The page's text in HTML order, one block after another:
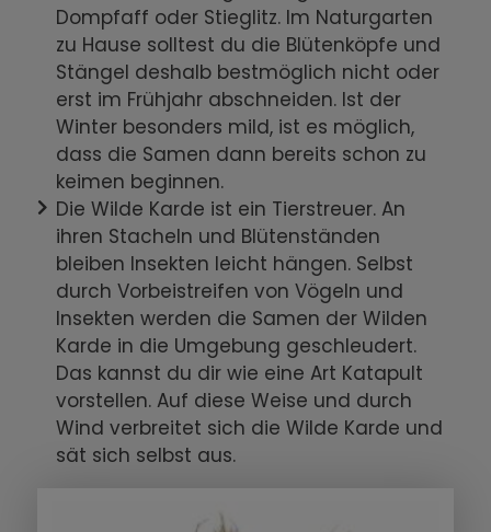
Dompfaff oder Stieglitz. Im Naturgarten
zu Hause solltest du die Blütenköpfe und
Stängel deshalb bestmöglich nicht oder
erst im Frühjahr abschneiden. Ist der
Winter besonders mild, ist es möglich,
dass die Samen dann bereits schon zu
keimen beginnen.
Die Wilde Karde ist ein Tierstreuer. An
ihren Stacheln und Blütenständen
bleiben Insekten leicht hängen. Selbst
durch Vorbeistreifen von Vögeln und
Insekten werden die Samen der Wilden
Karde in die Umgebung geschleudert.
Das kannst du dir wie eine Art Katapult
vorstellen. Auf diese Weise und durch
Wind verbreitet sich die Wilde Karde und
sät sich selbst aus.